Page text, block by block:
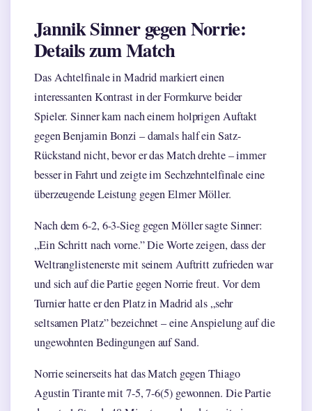
Jannik Sinner gegen Norrie:
Details zum Match
Das Achtelfinale in Madrid markiert einen
interessanten Kontrast in der Formkurve beider
Spieler. Sinner kam nach einem holprigen Auftakt
gegen Benjamin Bonzi – damals half ein Satz-
Rückstand nicht, bevor er das Match drehte – immer
besser in Fahrt und zeigte im Sechzehntelfinale eine
überzeugende Leistung gegen Elmer Möller.
Nach dem 6-2, 6-3-Sieg gegen Möller sagte Sinner:
„Ein Schritt nach vorne.” Die Worte zeigen, dass der
Weltranglistenerste mit seinem Auftritt zufrieden war
und sich auf die Partie gegen Norrie freut. Vor dem
Turnier hatte er den Platz in Madrid als „sehr
seltsamen Platz” bezeichnet – eine Anspielung auf die
ungewohnten Bedingungen auf Sand.
Norrie seinerseits hat das Match gegen Thiago
Agustin Tirante mit 7-5, 7-6(5) gewonnen. Die Partie